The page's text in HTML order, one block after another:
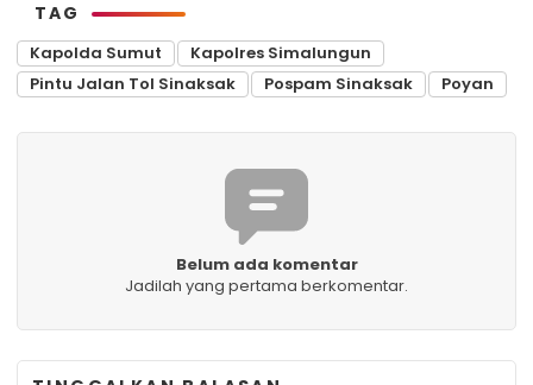
TAG
Kapolda Sumut
Kapolres Simalungun
Pintu Jalan Tol Sinaksak
Pospam Sinaksak Poyan
Belum ada komentar
Jadilah yang pertama berkomentar.